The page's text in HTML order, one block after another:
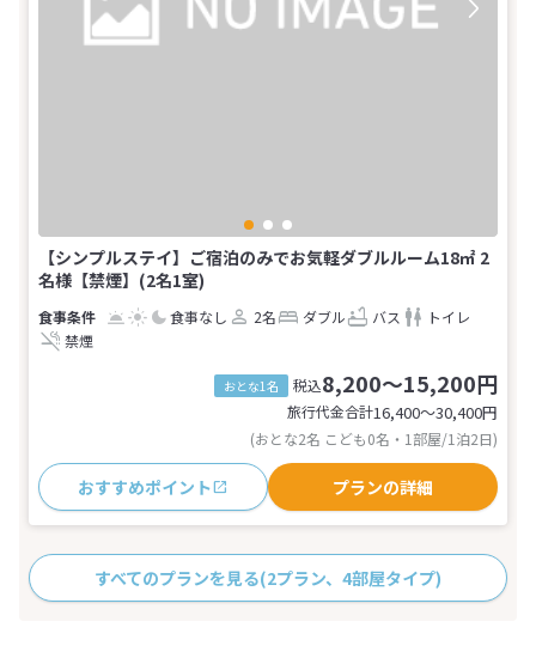
【シンプルステイ】ご宿泊のみでお気軽ダブルルーム18㎡ 2
名様【禁煙】(2名1室)
食事なし 2名 ダブル バス
トイレ
禁煙
おとな1名 税込8,200～15,200円
旅行代金合計16,400〜30,400円
(おとな2名 こども0名・1部屋/1泊2日)
おすすめポイント プランの詳細
すべてのプランを見る(2プラン、4部屋タイプ)